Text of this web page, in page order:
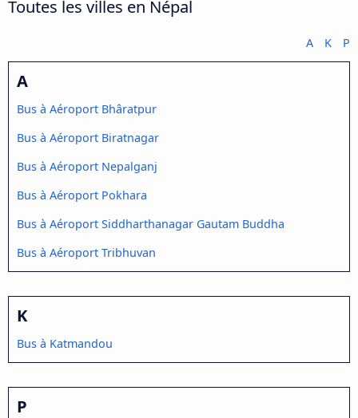
Toutes les villes en Népal
A K P
A
Bus à Aéroport Bhâratpur
Bus à Aéroport Biratnagar
Bus à Aéroport Nepalganj
Bus à Aéroport Pokhara
Bus à Aéroport Siddharthanagar Gautam Buddha
Bus à Aéroport Tribhuvan
K
Bus à Katmandou
P